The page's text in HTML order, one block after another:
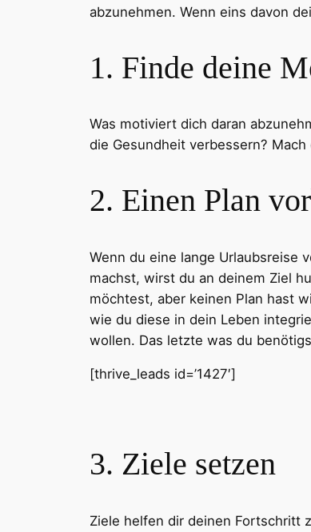
abzunehmen. Wenn eins davon
1. Finde deine
Was motiviert dich daran
die Gesundheit verbessern?
2. Einen Plan
Wenn du eine lange Urlaubsreise
machst, wirst du an deinem Ziel
möchtest, aber keinen Plan hast
wie du diese in dein Leben
wollen. Das letzte was du
[thrive_leads id=’1427′]
3. Ziele setzen
Ziele helfen dir deinen Fortschritt